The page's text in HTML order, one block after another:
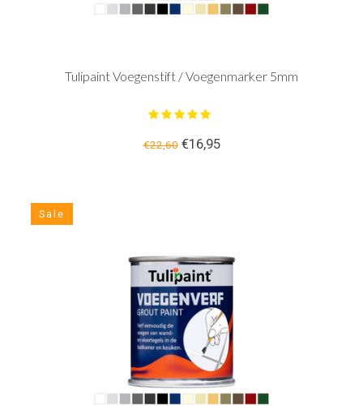
Tulipaint Voegenstift / Voegenmarker 5mm
€22,60€16,95
Sale